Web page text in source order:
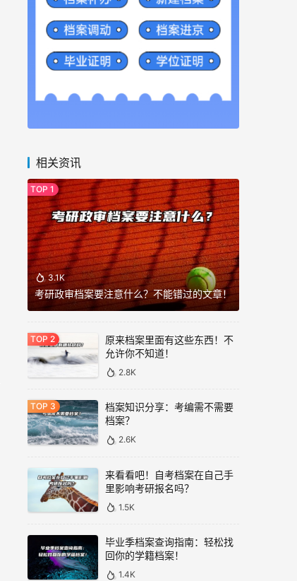
相关资讯
3.1K
考研政审档案要注意什么？不能错过的文章！
原来档案里面有这些东西！不
允许你不知道！
2.8K
档案知识分享：考编需不需要
档案？
2.6K
来看看吧！自考档案在自己手
里影响考研报名吗？
1.5K
毕业季档案查询指南：轻松找
回你的学籍档案！
1.4K